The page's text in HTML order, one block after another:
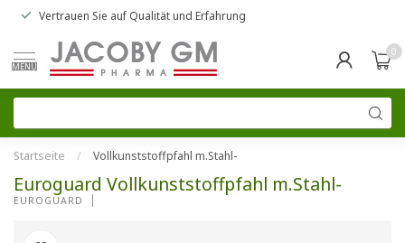
Vertrauen Sie auf Qualität und Erfahrung
MENU
0
Startseite / Vollkunststoffpfahl m.Stahl-
Euroguard Vollkunststoffpfahl m.Stahl-
EUROGUARD